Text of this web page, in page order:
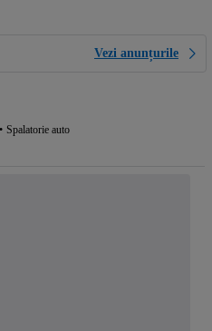
Vezi anunțurile
Spalatorie auto